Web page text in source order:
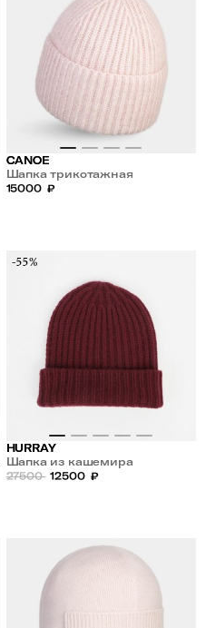
CANOE
Шапка трикотажная
15000 ₽
-55%
HURRAY
Шапка из кашемира
27500 12500 ₽